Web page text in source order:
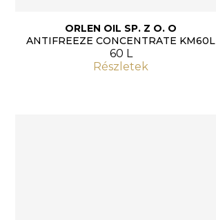
ORLEN OIL SP. Z O. O
ANTIFREEZE CONCENTRATE KM60L
60 L
Részletek